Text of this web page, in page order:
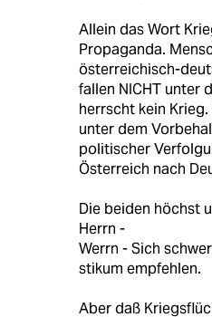
Allein das Wort
Propaganda.
österreichisch-
fallen NICHT unter
herrscht kein
unter dem
politischer
Österreich nach
Die beiden höchst
Herrn -
Werrn - Sich
stikum empfehlen.
Aber daß